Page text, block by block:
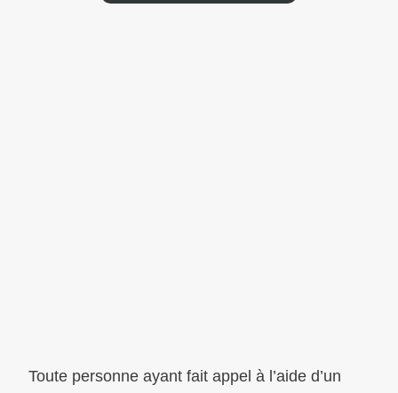
Toute personne ayant fait appel à l’aide d’un